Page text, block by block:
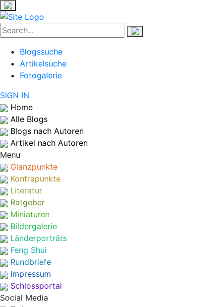
Blogssuche
Artikelsuche
Fotogalerie
SIGN IN
Home
Alle Blogs
Blogs nach Autoren
Artikel nach Autoren
Menu
Glanzpunkte
Kontrapunkte
Literatur
Ratgeber
Miniaturen
Bildergalerie
Länderporträts
Feng Shui
Rundbriefe
Impressum
Schlossportal
Social Media